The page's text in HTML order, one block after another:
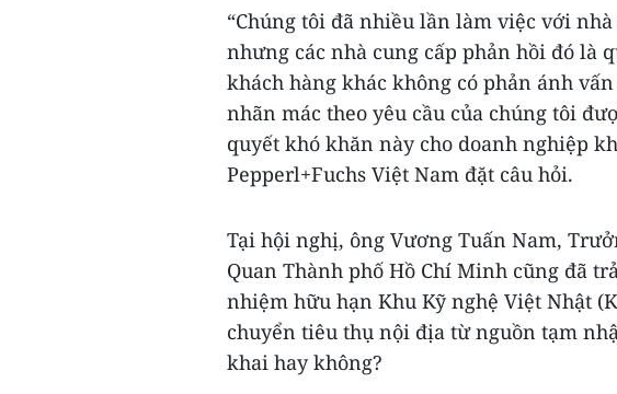
“Chúng tôi đã nhiều lần làm việc với
nhưng các nhà cung cấp phản hồi đó là
khách hàng khác không có phản ánh
nhãn mác theo yêu cầu của chúng tôi
quyết khó khăn này cho doanh nghiệp
Pepperl+Fuchs Việt Nam đặt câu hỏi.
Tại hội nghị, ông Vương Tuấn Nam,
Quan Thành phố Hồ Chí Minh cũng đã
nhiệm hữu hạn Khu Kỹ nghệ Việt Nhật
chuyển tiêu thụ nội địa từ nguồn tạm
khai hay không?